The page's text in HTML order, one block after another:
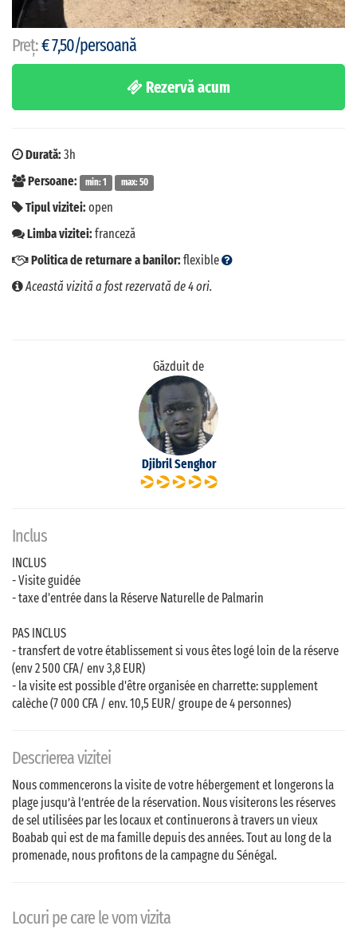
Preț:€ 7,50/persoană
Rezervă acum
Durată: 3h
Persoane:
min: 1 max: 50
Tipul vizitei: open
Limba vizitei: franceză
Politica de returnare a banilor: flexible
Această vizită a fost rezervată de 4 ori.
Găzduit de
Djibril Senghor
Inclus
INCLUS
- Visite guidée
- taxe d'entrée dans la Réserve Naturelle de Palmarin
PAS INCLUS
- transfert de votre établissement si vous êtes logé loin de la réserve
(env 2 500 CFA/ env 3,8 EUR)
- la visite est possible d'être organisée en charrette: supplement
calèche (7 000 CFA / env. 10,5 EUR/ groupe de 4 personnes)
Descrierea vizitei
Nous commencerons la visite de votre hébergement et longerons la
plage jusqu’à l’entrée de la réservation. Nous visiterons les réserves
de sel utilisées par les locaux et continuerons à travers un vieux
Boabab qui est de ma famille depuis des années. Tout au long de la
promenade, nous profitons de la campagne du Sénégal.
Locuri pe care le vom vizita